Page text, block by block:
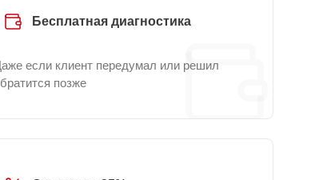
Бесплатная диагностика
если клиент передумал или решил
позже